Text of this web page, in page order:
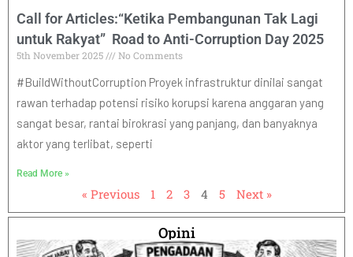
Call for Articles:“Ketika Pembangunan Tak Lagi
untuk Rakyat” Road to Anti-Corruption Day 2025
5th November 2025 No Comments
#BuildWithoutCorruption Proyek infrastruktur dinilai sangat
rawan terhadap potensi risiko korupsi karena anggaran yang
sangat besar, rantai birokrasi yang panjang, dan banyaknya
aktor yang terlibat, seperti
Read More »
« Previous 1 2 3 4 5 Next »
Opini